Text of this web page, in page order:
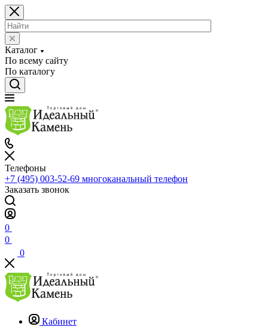
Каталог
По всему сайту
По каталогу
Телефоны
+7 (495) 003-52-69 многоканальный телефон
Заказать звонок
0
0
0
Кабинет